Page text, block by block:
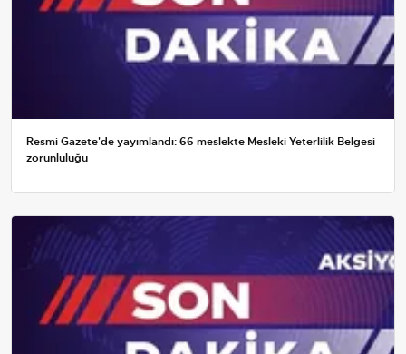
Resmi Gazete'de yayımlandı: 66 meslekte Mesleki Yeterlilik Belgesi
zorunluluğu